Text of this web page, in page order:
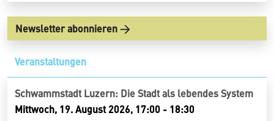
Newsletter abonnieren
Veranstaltungen
Schwammstadt Luzern: Die Stadt als lebendes System
Mittwoch, 19. August 2026, 17:00 - 18:30